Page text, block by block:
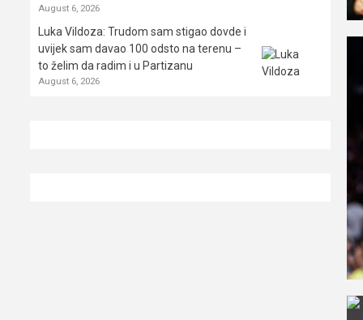
August 6, 2026
Luka Vildoza: Trudom sam stigao dovde i
uvijek sam davao 100 odsto na terenu –
to želim da radim i u Partizanu
August 6, 2026